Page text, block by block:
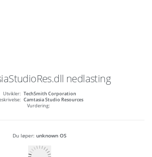
nedlasting
Utvikler: TechSmith Corporation
Camtasia Studio Resources
Vurdering:
Du løper: unknown OS